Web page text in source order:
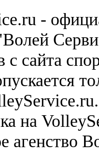
-
с сайта
на
агенство